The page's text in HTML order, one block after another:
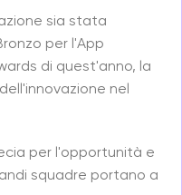
sia stata
per l'App
di quest'anno, la
nel
per l'opportunità e
squadre portano a